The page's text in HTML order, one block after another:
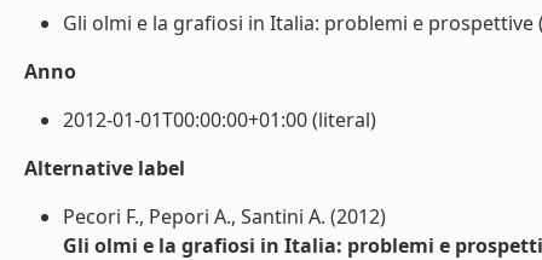
Gli olmi e la grafiosi in Italia: problemi e
Anno
2012-01-01T00:00:00+01:00 (literal)
Alternative label
Pecori F., Pepori A., Santini A. (2012)
Gli olmi e la grafiosi in Italia: problemi e